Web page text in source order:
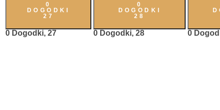
0
DOGODKI
27
0 Dogodki, 27
0
DOGODKI
28
0 Dogodki, 28 0